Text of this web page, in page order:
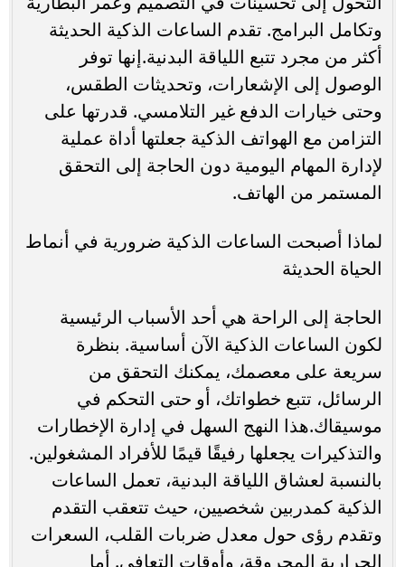
وتكامل البرامج. تقدم الساعات الذكية الحديثة
أكثر من مجرد تتبع اللياقة البدنية.إنها توفر
الوصول إلى الإشعارات، وتحديثات الطقس،
وحتى خيارات الدفع غير التلامسي. قدرتها على
التزامن مع الهواتف الذكية جعلتها أداة عملية
لإدارة المهام اليومية دون الحاجة إلى التحقق
المستمر من الهاتف.
لماذا أصبحت الساعات الذكية ضرورية في أنماط
الحياة الحديثة
الحاجة إلى الراحة هي أحد الأسباب الرئيسية
لكون الساعات الذكية الآن أساسية. بنظرة
سريعة على معصمك، يمكنك التحقق من
الرسائل، تتبع خطواتك، أو حتى التحكم في
موسيقاك.هذا النهج السهل في إدارة الإخطارات
والتذكيرات يجعلها رفيقًا قيمًا للأفراد المشغولين.
بالنسبة لعشاق اللياقة البدنية، تعمل الساعات
الذكية كمدربين شخصيين، حيث تتعقب التقدم
وتقدم رؤى حول معدل ضربات القلب، السعرات
الحرارية المحروقة، وأوقات التعافي. أما